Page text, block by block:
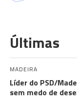
Últimas
MADEIRA
Líder do PSD/
sem medo de